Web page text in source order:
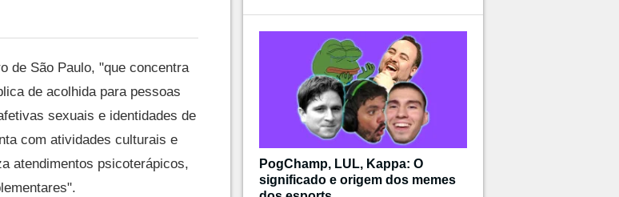
de São Paulo, "que concentra
de acolhida para pessoas
sexuais e identidades de
com atividades culturais e
atendimentos psicoterápicos,
PogChamp, LUL, Kappa: O
significado e origem dos memes